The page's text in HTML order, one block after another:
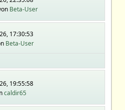
Beta-User
17:30:53
Beta-User
19:55:58
caldir65